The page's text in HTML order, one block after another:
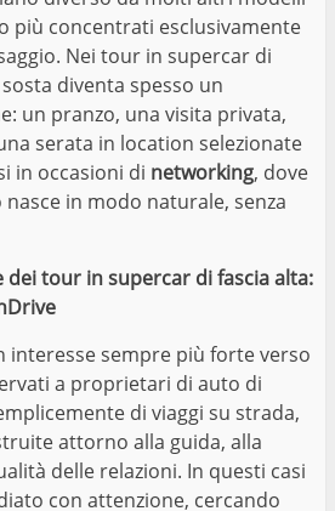
più concentrati esclusivamente
Nei tour in supercar di
diventa spesso un
un pranzo, una visita privata,
serata in location selezionate
in occasioni di networking, dove
in modo naturale, senza
dei tour in supercar di fascia alta:
interesse sempre più forte verso
a proprietari di auto di
di viaggi su strada,
attorno alla guida, alla
delle relazioni. In questi casi
con attenzione, cercando